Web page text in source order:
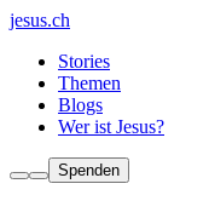
jesus.ch
Stories
Themen
Blogs
Wer ist Jesus?
Spenden